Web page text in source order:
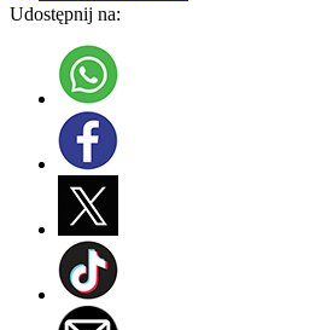
Udostępnij na: